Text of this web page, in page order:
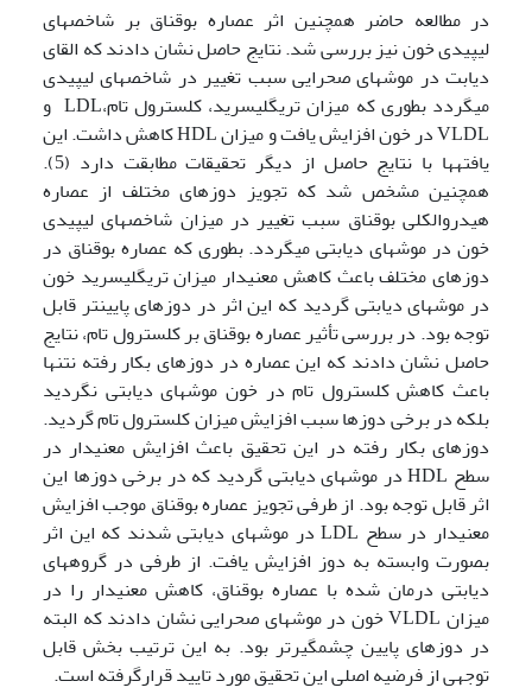
در مطالعه حاضر همچنین اثر عصاره بوقناق بر شاخص­های
لیپیدی خون نیز بررسی شد. نتایج حاصل نشان دادند که القای
دیابت در موش­های صحرایی سبب تغییر در شاخص­های لیپیدی
می­گردد بطوری که میزان تری­گلیسرید، کلسترول تام،LDL و
VLDL در خون افزایش یافت و میزان HDL کاهش داشت. این
یافته­ها با نتایج حاصل از دیگر تحقیقات مطابقت دارد (5).
همچنین مشخص شد که تجویز دوزهای مختلف از عصاره
هیدروالکلی بوقناق سبب تغییر در میزان شاخص­های لیپیدی
خون در موش­های دیابتی می­گردد. بطوری که عصاره بوقناق در
دوزهای مختلف باعث کاهش معنی­دار میزان تری­گلیسرید خون
در موش­های دیابتی گردید که این اثر در دوزهای پایین­تر قابل
توجه بود. در بررسی تأثیر عصاره بوقناق بر کلسترول تام، نتایج
حاصل نشان دادند که این عصاره در دوزهای بکار رفته نتنها
باعث کاهش کلسترول تام در خون موش­های دیابتی نگردید
بلکه در برخی دوزها سبب افزایش میزان کلسترول تام گردید.
دوزهای بکار رفته در این تحقیق باعث افزایش معنی­دار در
سطح HDL در موش­های دیابتی گردید که در برخی دوزها این
اثر قابل توجه بود. از طرفی تجویز عصاره بوقناق موجب افزایش
معنی­دار در سطح LDL در موش­های دیابتی شدند که این اثر
بصورت وابسته به دوز افزایش یافت. از طرفی در گروه­های
دیابتی درمان شده با عصاره بوقناق، کاهش معنی­دار را در
میزان VLDL خون در موش­های صحرایی نشان دادند که البته
در دوزهای پایین­ چشم­گیرتر بود. به این ترتیب بخش قابل
توجهی از فرضیه اصلی این تحقیق مورد تایید قرارگرفته است.